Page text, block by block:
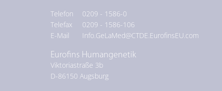
Telefon
0209 - 1586-0
Telefax
0209 - 1586-106
E-Mail
Info.GeLaMed@CTDE.EurofinsEU.com
Eurofins Humangenetik
Viktoriastraße 3b
D-86150 Augsburg